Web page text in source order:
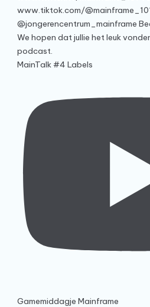
MainTalk #4 Labels
Gamemiddagje Mainframe